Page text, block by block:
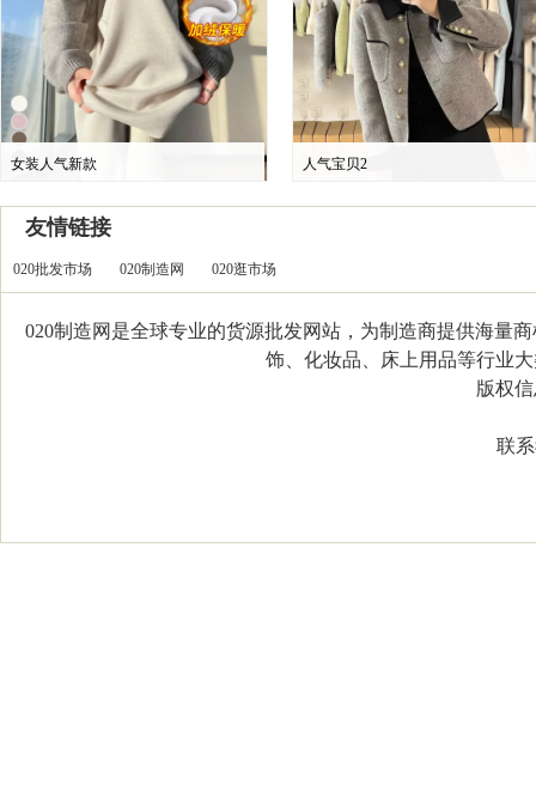
女装人气新款 人气宝贝2
友情链接
020批发市场 020制造网 020逛市场
020制造网是全球专业的货源批发网站，为制造商提供海量
饰、化妆品、床上用品等行业
版权信
联